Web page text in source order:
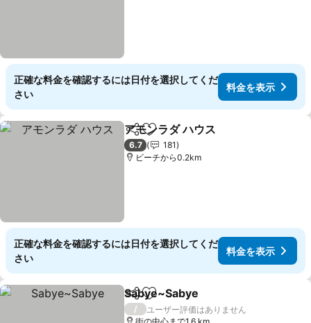
正確な料金を確認するには日付を選択してくだ
さい
料金を表示
シェアお気に入りに追加
アモンラダ ハウス
6.7
181
ビーチから0.2km
正確な料金を確認するには日付を選択してくだ
さい
料金を表示
シェアお気に入りに追加
Sabye~Sabye
/
ユーザー評価はありません